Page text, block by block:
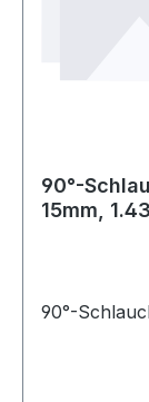
90°-
15mm,
90°-